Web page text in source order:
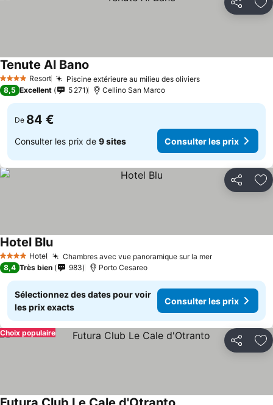
Partager
4 Étoiles Resort Piscine extérieure au milieu des oliviers
Tenute Al Bano
8,5 Excellent 5 271 Cellino San Marco
De 84 €
Consulter les prix de 9 sites Consulter les prix
Partager
4 Étoiles Hotel Chambres avec vue panoramique sur la mer
Hotel Blu
8,4 Très bien 983 Porto Cesareo
Sélectionnez des dates pour voir
les prix exacts
Consulter les prix
Partager
Choix populaire